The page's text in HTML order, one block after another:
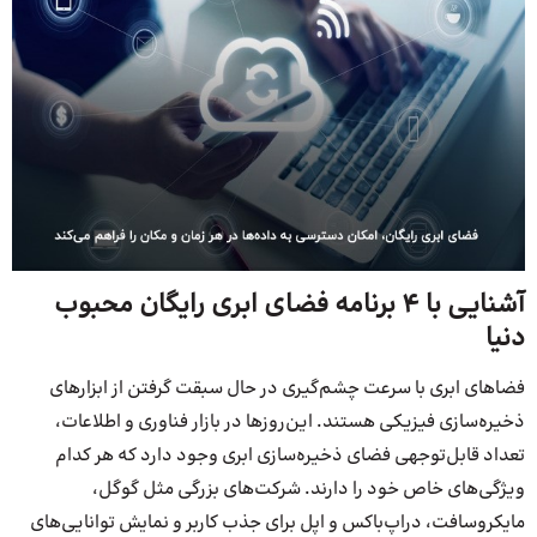
آشنایی با 4 برنامه فضای ابری رایگان محبوب
دنیا
فضاهای ابری با سرعت چشم‌گیری در حال سبقت گرفتن از ابزارهای
ذخیره‌سازی فیزیکی هستند. این‌روزها در بازار فناوری و اطلاعات،
تعداد قابل‌توجهی فضای ذخیره‌سازی ابری وجود دارد که هر کدام
ویژگی‌های خاص خود را دارند. شرکت‌های بزرگی مثل گوگل،
مایکروسافت، دراپ‌باکس و اپل برای جذب کاربر و نمایش توانایی‌های